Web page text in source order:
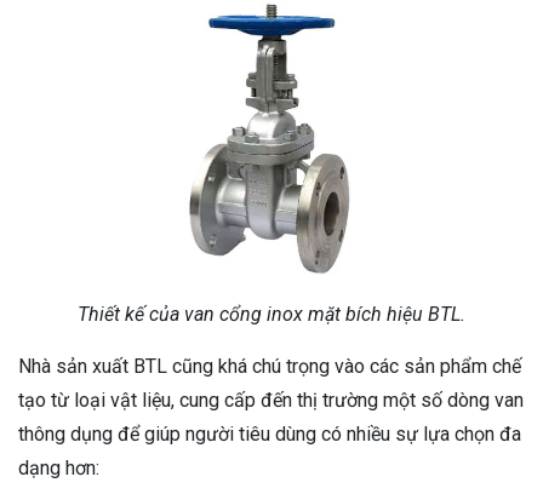
Thiết kế của van cổng inox mặt bích hiệu BTL.
Nhà sản xuất BTL cũng khá chú trọng vào các sản phẩm chế
tạo từ loại vật liệu, cung cấp đến thị trường một số dòng van
thông dụng để giúp người tiêu dùng có nhiều sự lựa chọn đa
dạng hơn: